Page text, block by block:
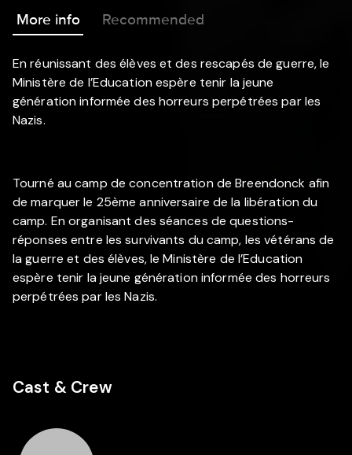
More info Recommended
En réunissant des élèves et des rescapés de guerre, le
Ministère de l’Education espère tenir la jeune
génération informée des horreurs perpétrées par les
Nazis.
Tourné au camp de concentration de Breendonck afin
de marquer le 25ème anniversaire de la libération du
camp. En organisant des séances de questions-
réponses entre les survivants du camp, les vétérans de
la guerre et des élèves, le Ministère de l’Education
espère tenir la jeune génération informée des horreurs
perpétrées par les Nazis.
Cast & Crew